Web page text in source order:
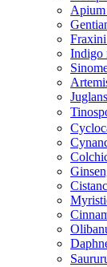
Apium
Indigo